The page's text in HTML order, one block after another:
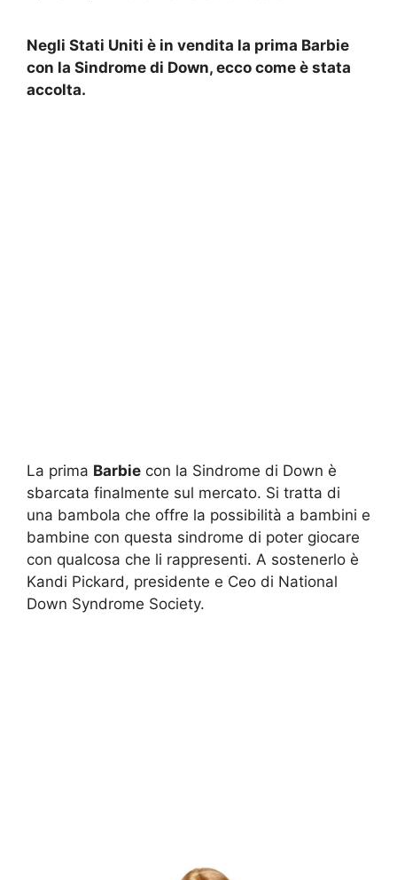
Negli Stati Uniti è in vendita la prima Barbie
con la Sindrome di Down, ecco come è stata
accolta.
La prima Barbie con la Sindrome di Down è
sbarcata finalmente sul mercato. Si tratta di
una bambola che offre la possibilità a bambini e
bambine con questa sindrome di poter giocare
con qualcosa che li rappresenti. A sostenerlo è
Kandi Pickard, presidente e Ceo di National
Down Syndrome Society.